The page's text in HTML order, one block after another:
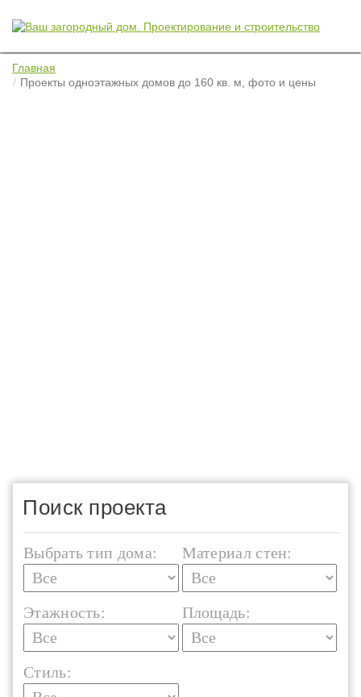
Главная
Проекты одноэтажных домов до 160 кв. м, фото и цены
Поиск проекта
Выбрать тип дома: Материал стен:
Этажность: Площадь:
Стиль: